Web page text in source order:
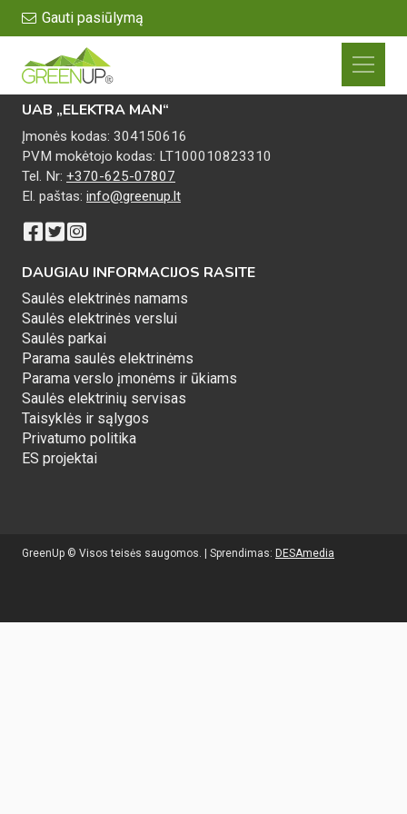
Gauti pasiūlymą
UAB „ELEKTRA MAN“
Įmonės kodas: 304150616
PVM mokėtojo kodas: LT100010823310
Tel. Nr: +370-625-07807
El. paštas: info@greenup.lt
DAUGIAU INFORMACIJOS RASITE
Saulės elektrinės namams
Saulės elektrinės verslui
Saulės parkai
Parama saulės elektrinėms
Parama verslo įmonėms ir ūkiams
Saulės elektrinių servisas
Taisyklės ir sąlygos
Privatumo politika
ES projektai
GreenUp © Visos teisės saugomos. | Sprendimas: DESAmedia